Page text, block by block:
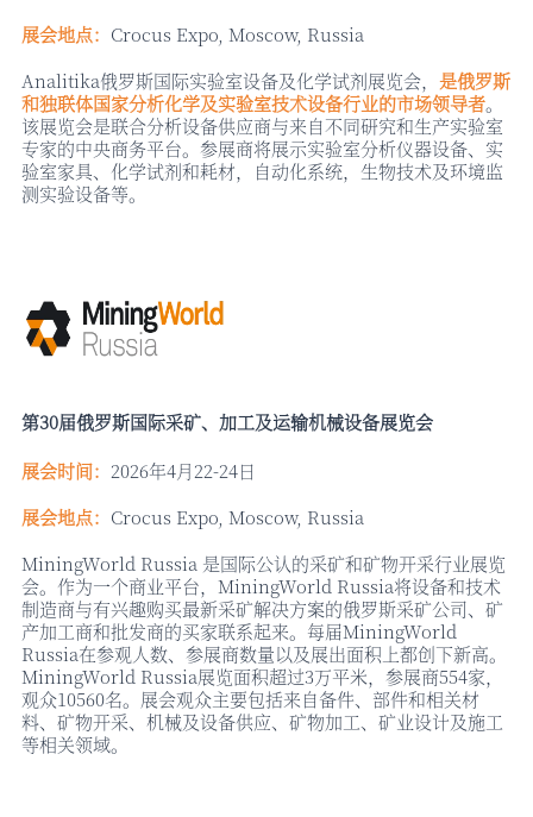
展会地点： Crocus Expo, Moscow, Russia
Analitika俄罗斯国际实验室设备及化学试剂展览会， 是俄罗斯
和独联体国家分析化学及实验室技术设备行业的市场领导者。
该展览会是联合分析设备供应商与来自不同研究和生产实验室
专家的中央商务平台。参展商将展示实验室分析仪器设备、实
验室家具、化学试剂和耗材，自动化系统，生物技术及环境监
测实验设备等。
第30届俄罗斯国际采矿、加工及运输机械设备展览会
展会时间： 2026年4月22-24日
展会地点： Crocus Expo, Moscow, Russia
MiningWorld Russia 是国际公认的采矿和矿物开采行业展览
会。作为一个商业平台，MiningWorld Russia将设备和技术
制造商与有兴趣购买最新采矿解决方案的俄罗斯采矿公司、矿
产加工商和批发商的买家联系起来。每届MiningWorld
Russia在参观人数、参展商数量以及展出面积上都创下新高。
MiningWorld Russia展览面积超过3万平米，参展商554家，
观众10560名。展会观众主要包括来自备件、部件和相关材
料、矿物开采、机械及设备供应、矿物加工、矿业设计及施工
等相关领域。